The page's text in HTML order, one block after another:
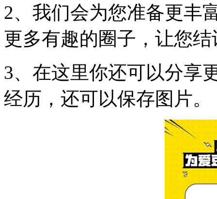
2、我们会为您准备更丰
更多有趣的圈子，让您
3、在这里你还可以分享
经历，还可以保存图片。